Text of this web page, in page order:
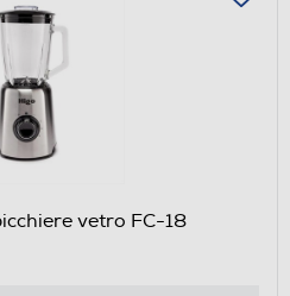
vetro FC-18